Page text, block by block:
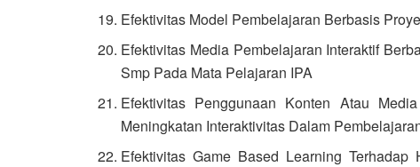
Efektivitas Model Pembelajaran Berbasis
Efektivitas Media Pembelajaran Interaktif
Smp Pada Mata Pelajaran IPA
Efektivitas Penggunaan Konten Atau
Meningkatan Interaktivitas Dalam
Efektivitas Game Based Learning